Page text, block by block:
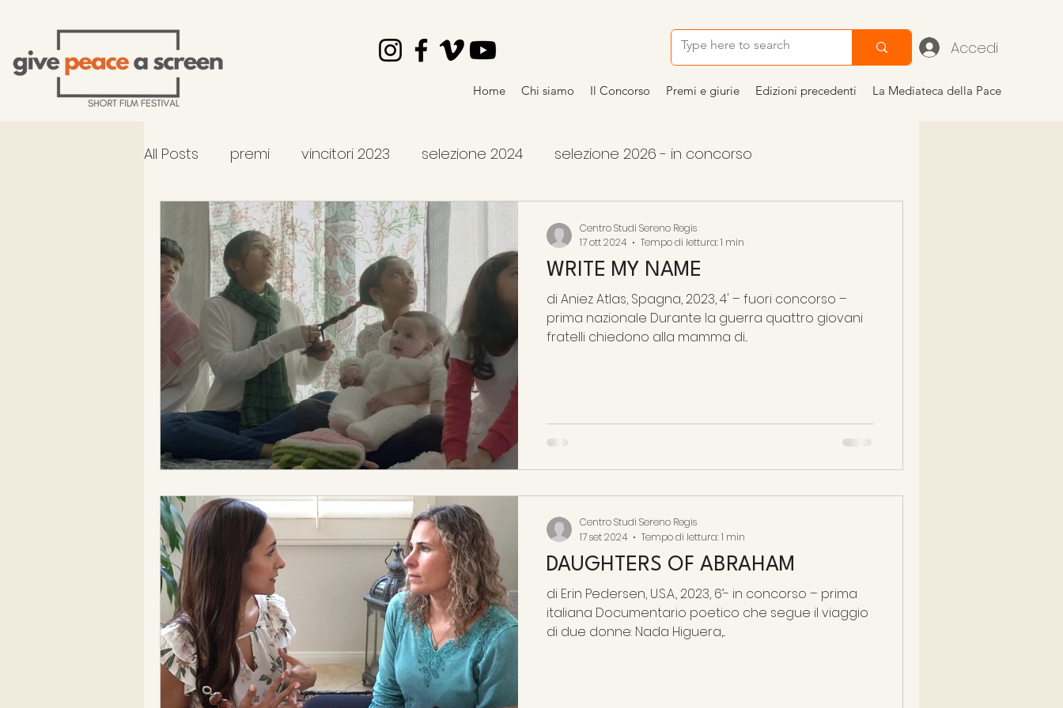
Accedi
Home Chi siamo Il Concorso Premi e giurie Edizioni precedenti La Mediateca della Pace
All Posts premi vincitori 2023 selezione 2024 selezione 2026 - in concorso
selezione 2026 - fuori concorso vincitori 2024
occhiali di Gandhi al TFF vincitori 2026 WRITE MY NAME
di Aniez Atlas, Spagna, 2023, 4' – fuori concorso –
prima nazionale Durante la guerra quattro giovani
fratelli chiedono alla mamma di...
Centro Studi Sereno Regis
17 ott 2024
Tempo di lettura: 1 min
DAUGHTERS OF ABRAHAM
di Erin Pedersen, U.S.A., 2023, 6’- in concorso – prima
italiana Documentario poetico che segue il viaggio
di due donne: Nada Higuera,...
Centro Studi Sereno Regis
17 set 2024
Tempo di lettura: 1 min